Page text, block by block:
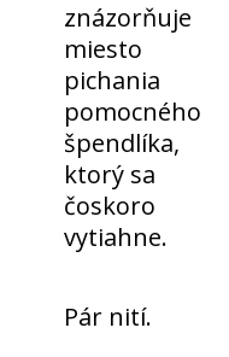
znázorňuje
miesto
pichania
pomocného
špendlíka,
ktorý sa
čoskoro
vytiahne.
Pár nití.